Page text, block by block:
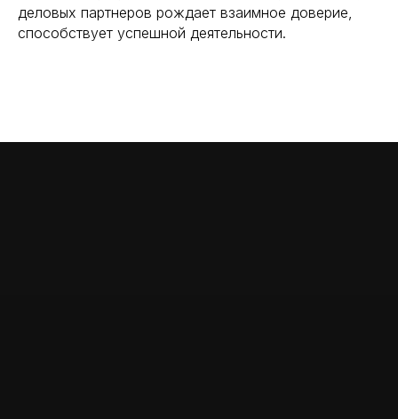
деловых партнеров рождает взаимное доверие,
способствует успешной деятельности.